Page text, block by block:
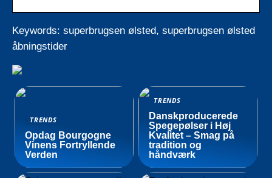
Keywords: superbrugsen ølsted, superbrugsen ølsted
åbningstider
TRENDS
Opdag Bourgogne
Vinens Fortryllende
Verden
TRENDS
Danskproducerede
Spegepølser i Høj
Kvalitet – Smag på
tradition og
håndværk